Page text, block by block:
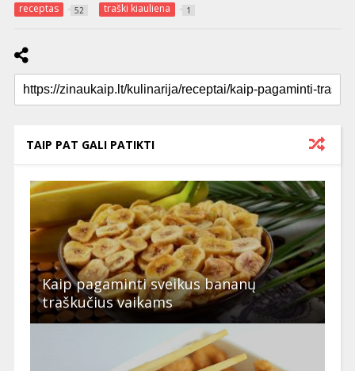
receptas 52 traški kiauliena 1
TAIP PAT GALI PATIKTI
Kaip pagaminti sveikus bananų
traškučius vaikams